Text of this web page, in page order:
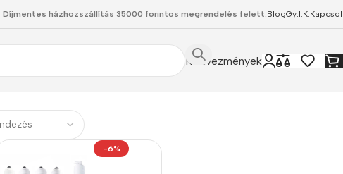
Díjmentes házhozszállítás 35000 forintos megrendelés felett.BlogGy.I.K.
Kedvezmények
-6%